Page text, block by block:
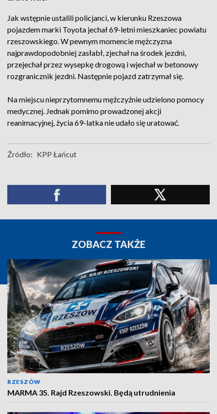
Jak wstępnie ustalili policjanci, w kierunku Rzeszowa
pojazdem marki Toyota jechał 69-letni mieszkaniec powiatu
rzeszowskiego. W pewnym momencie mężczyzna
najprawdopodobniej zasłabł, zjechał na środek jezdni,
przejechał przez wysepkę drogową i wjechał w betonowy
rozgranicznik jezdni. Następnie pojazd zatrzymał się.
Na miejscu nieprzytomnemu mężczyźnie udzielono pomocy
medycznej. Jednak pomimo prowadzonej akcji
reanimacyjnej, życia 69-latka nie udało się uratować.
Źródło: KPP Łańcut
ZOBACZ TAKŻE
RZESZÓW
MARMA 35. Rajd Rzeszowski. Będą utrudnienia